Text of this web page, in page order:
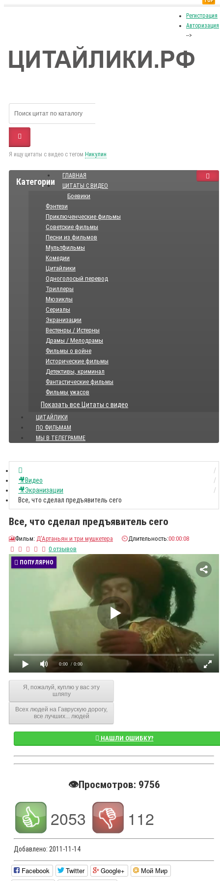
Регистрация
Авторизация
-->
Я ищу цитаты с видео с тегом Никулин
Категории
ГЛАВНАЯ
ЦИТАТЫ С ВИДЕО
Боевики
Фэнтези
Приключенческие фильмы
Советские фильмы
Песни из фильмов
Мультфильмы
Комедии
Цитайлики
Одноголосый перевод
Триллеры
Мюзиклы
Сериалы
Экранизации
Вестенры / Истерны
Драмы / Мелодрамы
Фильмы о войне
Исторические фильмы
Детективы, криминал
Фантастические фильмы
Фильмы ужасов
Показать все Цитаты с видео
ЦИТАЙЛИКИ
ПО ФИЛЬМАМ
МЫ В ТЕЛЕГРАММЕ
🎥Видео
🎥Экранизации
Все, что сделал предъявитель сего
Все, что сделал предъявитель сего
🎦Фильм: Д'Артаньян и три мушкетера ⏲️Длительность:00:00:08
0 отзывов
ПОПУЛЯРНО
0:00 / 0:00
Я, пожалуй, куплю у вас эту
шляпу
Всех людей на Гаврускую дорогу,
все лучших... людей
НАШЛИ ОШИБКУ?
👁️Просмотров: 9756
2053 112
Добавлено: 2011-11-14
Facebook Twitter Google+
Мой Мир